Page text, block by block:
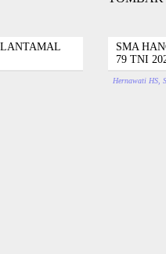
SMA
79 TNI
Hernawati HS,